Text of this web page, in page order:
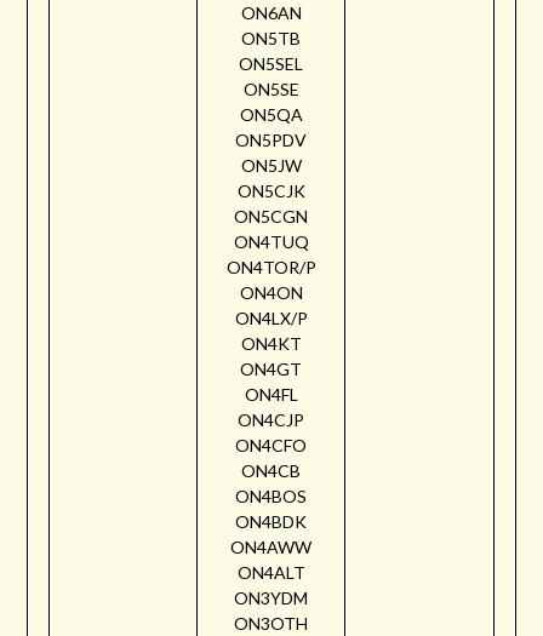
ON6AN
ON5TB
ON5SEL
ON5SE
ON5QA
ON5PDV
ON5JW
ON5CJK
ON5CGN
ON4TUQ
ON4TOR/P
ON4ON
ON4LX/P
ON4KT
ON4GT
ON4FL
ON4CJP
ON4CFO
ON4CB
ON4BOS
ON4BDK
ON4AWW
ON4ALT
ON3YDM
ON3OTH